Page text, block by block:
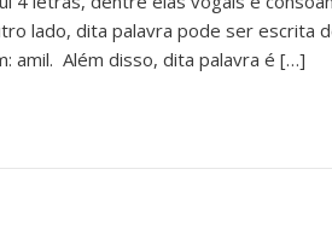
lado, dita palavra pode ser escrita
amil. Além disso, dita palavra é […]